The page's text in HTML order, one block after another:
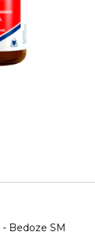
Bedoze SM